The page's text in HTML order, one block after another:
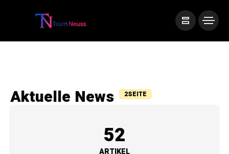
Aktuelle News 2SEITE
52
ARTIKEL